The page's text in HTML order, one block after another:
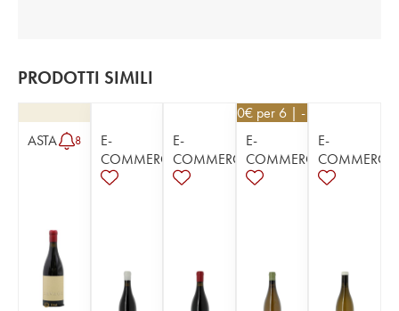
PRODOTTI SIMILI
ASTA 8
E-
COMMERCE
E-
COMMERCE
24,30€ per 6 | - 10%
E-
COMMERCE
E-
COMMERCE